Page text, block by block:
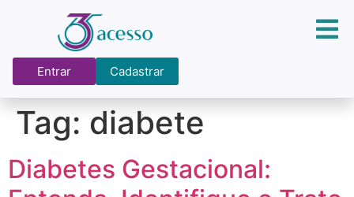
Entrar Cadastrar
Tag: diabete
Diabetes Gestacional: